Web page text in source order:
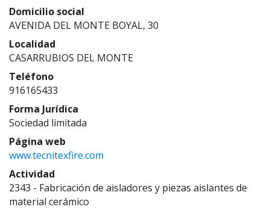
Domicilio social
AVENIDA DEL MONTE BOYAL, 30
Localidad
CASARRUBIOS DEL MONTE
Teléfono
916165433
Forma Jurídica
Sociedad limitada
Página web
www.tecnitexfire.com
Actividad
2343 - Fabricación de aisladores y piezas aislantes de
material cerámico